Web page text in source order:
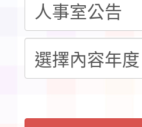
展演活動
請一案